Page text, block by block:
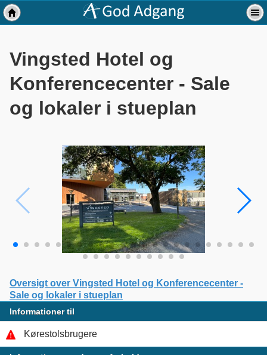
Vingsted Hotel og
Konferencecenter - Sale
og lokaler i stueplan
Oversigt over Vingsted Hotel og Konferencecenter -
Sale og lokaler i stueplan
Informationer til
Kørestolsbrugere